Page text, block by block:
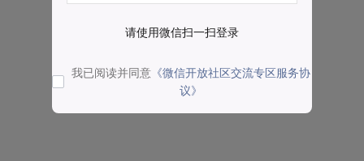
请使用微信扫一扫登录
我已阅读并同意 《微信开放社区交流专区服务协
议》